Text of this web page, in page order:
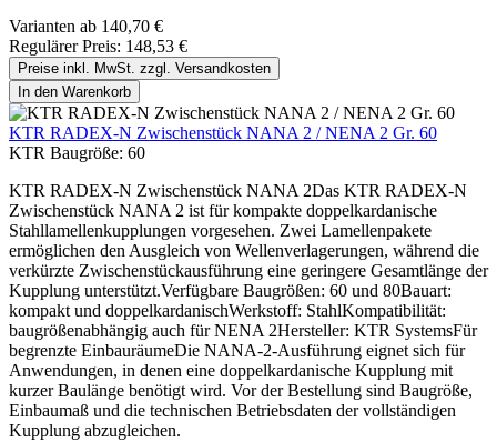
Varianten ab 140,70 €
Regulärer Preis: 148,53 €
Preise inkl. MwSt. zzgl. Versandkosten
In den Warenkorb
KTR RADEX-N Zwischenstück NANA 2 / NENA 2 Gr. 60
KTR Baugröße: 60
KTR RADEX-N Zwischenstück NANA 2Das KTR RADEX-N
Zwischenstück NANA 2 ist für kompakte doppelkardanische
Stahllamellenkupplungen vorgesehen. Zwei Lamellenpakete
ermöglichen den Ausgleich von Wellenverlagerungen, während die
verkürzte Zwischenstückausführung eine geringere Gesamtlänge der
Kupplung unterstützt.Verfügbare Baugrößen: 60 und 80Bauart:
kompakt und doppelkardanischWerkstoff: StahlKompatibilität:
baugrößenabhängig auch für NENA 2Hersteller: KTR SystemsFür
begrenzte EinbauräumeDie NANA-2-Ausführung eignet sich für
Anwendungen, in denen eine doppelkardanische Kupplung mit
kurzer Baulänge benötigt wird. Vor der Bestellung sind Baugröße,
Einbaumaß und die technischen Betriebsdaten der vollständigen
Kupplung abzugleichen.